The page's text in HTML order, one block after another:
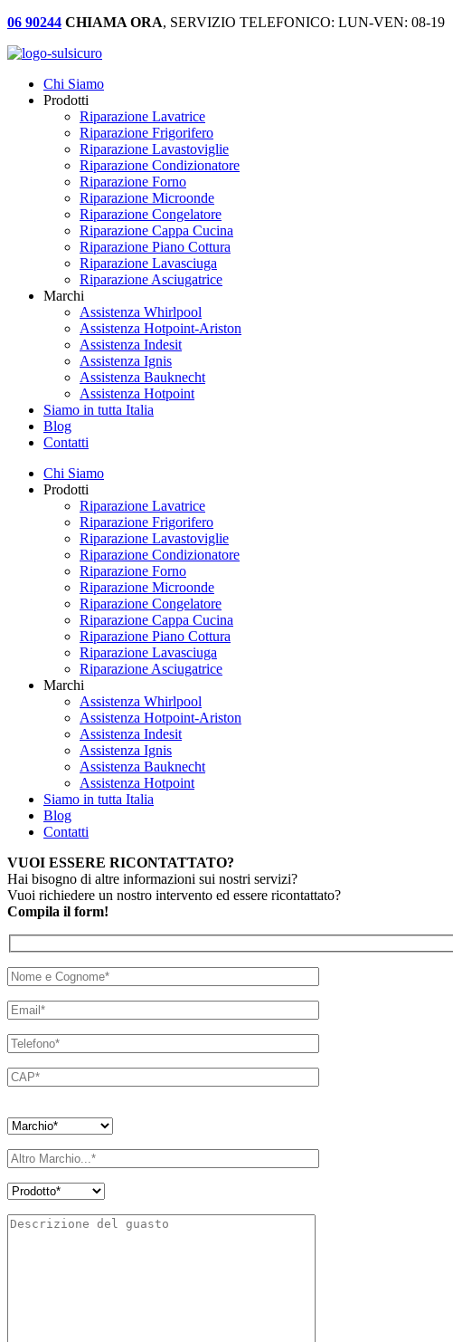
06 90244 CHIAMA ORA, SERVIZIO TELEFONICO: LUN-VEN: 08-19
Chi Siamo
Prodotti
Riparazione Lavatrice
Riparazione Frigorifero
Riparazione Lavastoviglie
Riparazione Condizionatore
Riparazione Forno
Riparazione Microonde
Riparazione Congelatore
Riparazione Cappa Cucina
Riparazione Piano Cottura
Riparazione Lavasciuga
Riparazione Asciugatrice
Marchi
Assistenza Whirlpool
Assistenza Hotpoint-Ariston
Assistenza Indesit
Assistenza Ignis
Assistenza Bauknecht
Assistenza Hotpoint
Siamo in tutta Italia
Blog
Contatti
Chi Siamo
Prodotti
Riparazione Lavatrice
Riparazione Frigorifero
Riparazione Lavastoviglie
Riparazione Condizionatore
Riparazione Forno
Riparazione Microonde
Riparazione Congelatore
Riparazione Cappa Cucina
Riparazione Piano Cottura
Riparazione Lavasciuga
Riparazione Asciugatrice
Marchi
Assistenza Whirlpool
Assistenza Hotpoint-Ariston
Assistenza Indesit
Assistenza Ignis
Assistenza Bauknecht
Assistenza Hotpoint
Siamo in tutta Italia
Blog
Contatti
VUOI ESSERE RICONTATTATO?
Hai bisogno di altre informazioni sui nostri servizi?
Vuoi richiedere un nostro intervento ed essere ricontattato?
Compila il form!